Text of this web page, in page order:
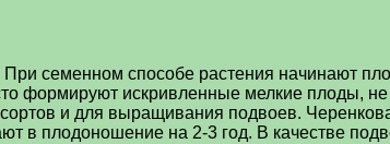
семенном способе растения начинают
формируют искривленные мелкие плоды,
и для выращивания подвоев.
в плодоношение на 2-3 год. В качестве